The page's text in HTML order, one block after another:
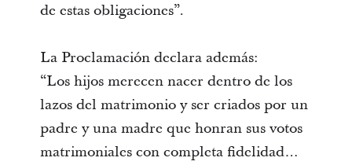
de estas obligaciones”.
La Proclamación declara además:
“Los hijos merecen nacer dentro de los
lazos del matrimonio y ser criados por un
padre y una madre que honran sus votos
matrimoniales con completa fidelidad…